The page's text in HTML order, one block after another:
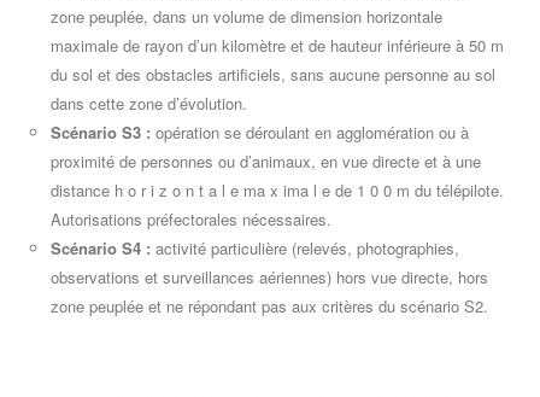
zone peuplée, dans un volume de dimension horizontale
maximale de rayon d’un kilomètre et de hauteur inférieure à 50 m
du sol et des obstacles artificiels, sans aucune personne au sol
dans cette zone d’évolution.
Scénario S3 : opération se déroulant en agglomération ou à
proximité de personnes ou d’animaux, en vue directe et à une
distance h o r i z o n t a l e ma x ima l e de 1 0 0 m du télépilote.
Autorisations préfectorales nécessaires.
Scénario S4 : activité particulière (relevés, photographies,
observations et surveillances aériennes) hors vue directe, hors
zone peuplée et ne répondant pas aux critères du scénario S2.